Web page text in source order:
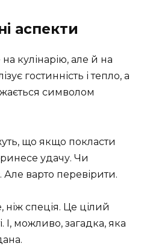
аспекти
кулінарію, але й на
гостинність і тепло, а
символом
що якщо покласти
удачу. Чи
варто перевірити.
ніж спеція. Це цілий
І, можливо, загадка, яка